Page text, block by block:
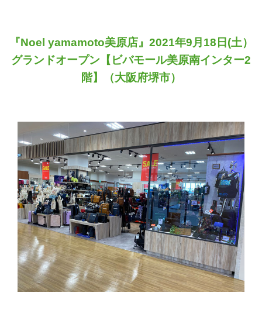
『Noel yamamoto美原店』2021年9月18日(土）
グランドオープン 【ビバモール美原南インター2
階】（大阪府堺市）